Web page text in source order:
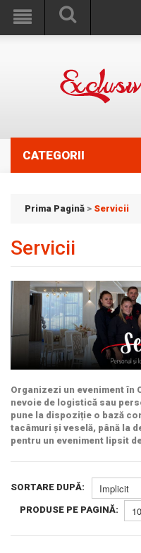
CATEGORII
Prima Pagină > Servicii
Servicii
Organizezi un eveniment în
nevoie de logistică sau
pune la dispoziție o bază
tacâmuri și veselă, până la
pentru un eveniment lipsit
SORTARE DUPĂ:
PRODUSE PE PAGINĂ: